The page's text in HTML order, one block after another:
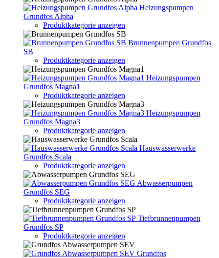
Heizungspumpen
Grundfos Alpha
Produktkategorie anzeigen
Brunnenpumpen Grundfos
SB
Produktkategorie anzeigen
Heizungspumpen
Grundfos Magna1
Produktkategorie anzeigen
Heizungspumpen
Grundfos Magna3
Produktkategorie anzeigen
Hauswasserwerke
Grundfos Scala
Produktkategorie anzeigen
Abwasserpumpen
Grundfos SEG
Produktkategorie anzeigen
Tiefbrunnenpumpen
Grundfos SP
Produktkategorie anzeigen
Grundfos